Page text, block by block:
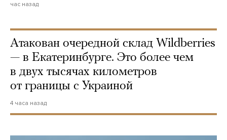
час назад
Атакован очередной склад Wildberries
— в Екатеринбурге. Это более чем
в двух тысячах километров
от границы с Украиной
4 часа назад